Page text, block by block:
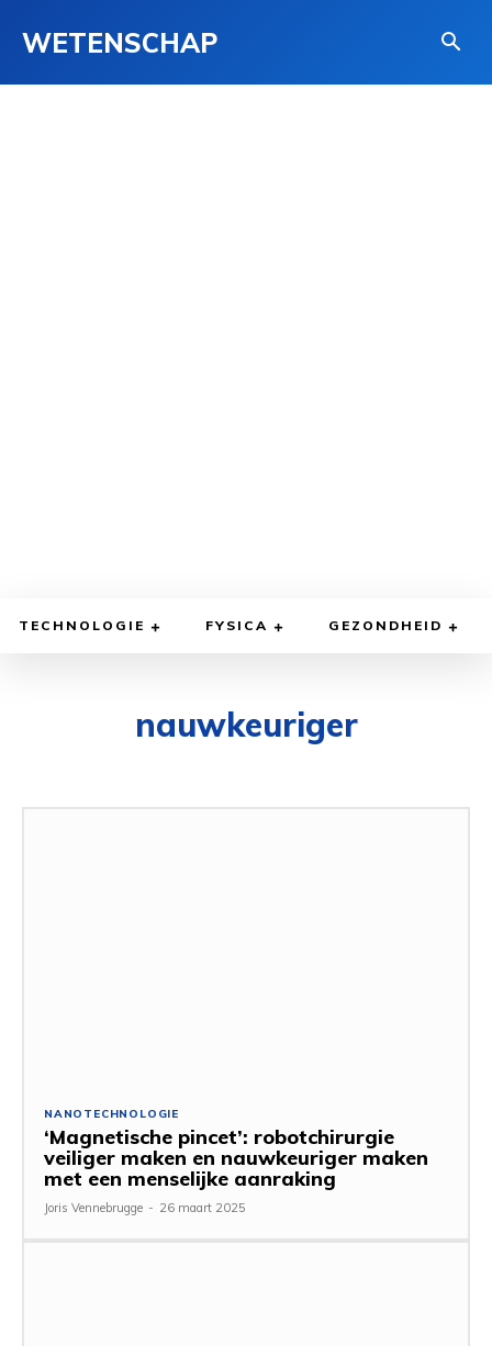
WETENSCHAP
TECHNOLOGIE FYSICA GEZONDHEID
nauwkeuriger
NANOTECHNOLOGIE
‘Magnetische pincet’: robotchirurgie
veiliger maken en nauwkeuriger maken
met een menselijke aanraking
Joris Vennebrugge - 26 maart 2025